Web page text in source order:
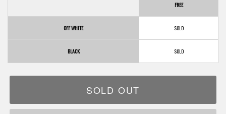
FREE
OFF WHITE
BLACK
SOLD OUT